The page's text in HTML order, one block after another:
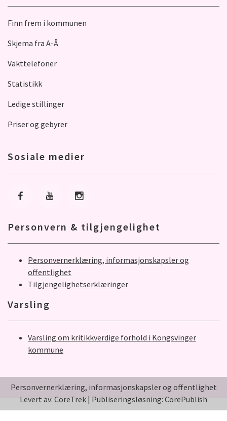
Finn frem i kommunen
Skjema fra A-Å
Vakttelefoner
Statistikk
Ledige stillinger
Priser og gebyrer
Sosiale medier
Gå til Facebook
Gå til YoutubeGå til Instagram
Personvern & tilgjengelighet
Personvernerklæring, informasjonskapsler og
offentlighet
Tilgjengelighetserklæringer
Varsling
Varsling om kritikkverdige forhold i Kongsvinger
kommune
Personvernerklæring, informasjonskapsler og offentlighet
Levert av: CoreTrek | Publiseringsløsning: CorePublish